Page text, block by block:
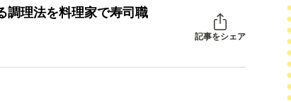
調理法を料理家で寿司職
記事をシェア